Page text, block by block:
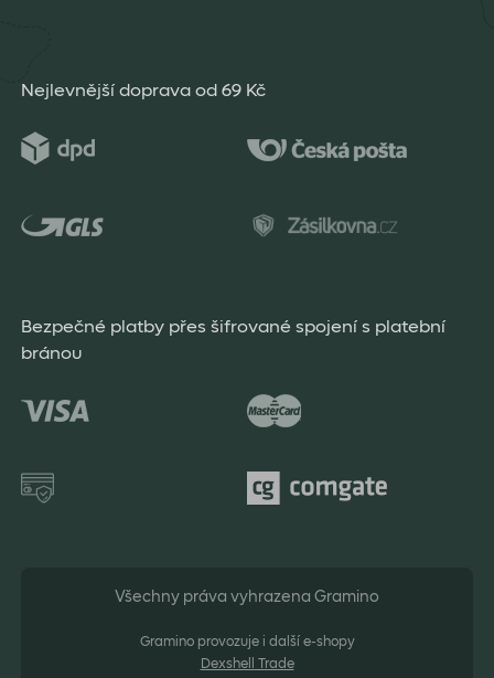
Nejlevnější doprava od 69 Kč
Bezpečné platby přes šifrované spojení s platební
bránou
Všechny práva vyhrazena Gramino
Gramino provozuje i další e-shopy
Dexshell Trade